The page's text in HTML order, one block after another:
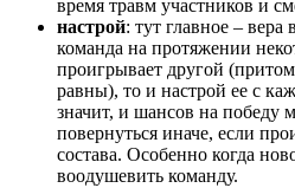
время травм участников и
настрой: тут главное –
команда на протяжении
проигрывает другой
равны), то и настрой ее с
значит, и шансов на победу
повернуться иначе, если
состава. Особенно когда
воодушевить команду.